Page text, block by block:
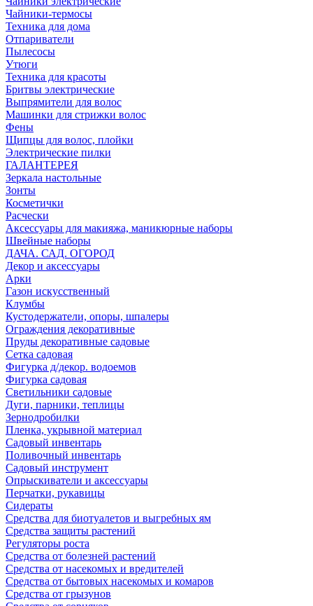
Чайники-термосы
Техника для дома
Отпариватели
Пылесосы
Утюги
Техника для красоты
Бритвы электрические
Выпрямители для волос
Машинки для стрижки волос
Фены
Щипцы для волос, плойки
Электрические пилки
ГАЛАНТЕРЕЯ
Зеркала настольные
Зонты
Косметички
Расчески
Аксессуары для макияжа, маникюрные наборы
Швейные наборы
ДАЧА. САД. ОГОРОД
Декор и аксессуары
Арки
Газон искусственный
Клумбы
Кустодержатели, опоры, шпалеры
Ограждения декоративные
Пруды декоративные садовые
Сетка садовая
Фигурка д/декор. водоемов
Фигурка садовая
Светильники садовые
Дуги, парники, теплицы
Зернодробилки
Пленка, укрывной материал
Садовый инвентарь
Поливочный инвентарь
Садовый инструмент
Опрыскиватели и аксессуары
Перчатки, рукавицы
Сидераты
Средства для биотуалетов и выгребных ям
Средства защиты растений
Регуляторы роста
Средства от болезней растений
Средства от насекомых и вредителей
Средства от бытовых насекомых и комаров
Средства от грызунов